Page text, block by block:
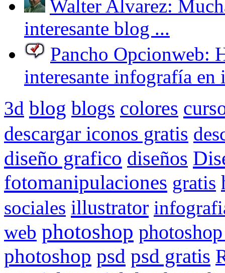
Walter Alvarez:
interesante blog ...
Pancho Opcionweb:
interesante infografía en
3d blog blogs colores
descargar iconos gratis
diseño grafico diseños
fotomanipulaciones gratis
sociales illustrator
web photoshop
photoshop psd psd gratis